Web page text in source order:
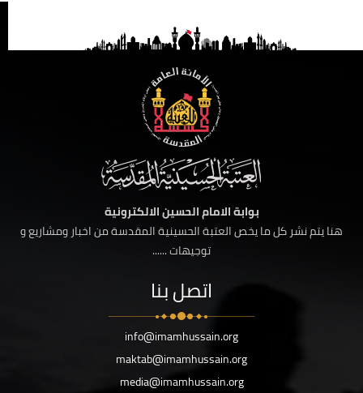
بوابة الامام الحسين الالكترونية
هنا يتم نشر كل ما يخص العتبة الحسينية المقدسة من اخبار ومشاريع و
توجيهات ......
اتصل بنا
info@imamhussain.org
maktab@imamhussain.org
media@imamhussain.org